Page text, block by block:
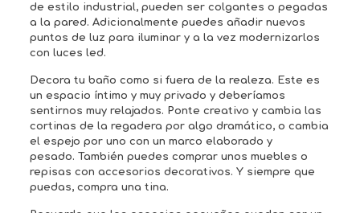
de estilo industrial, pueden ser colgantes o pegadas
a la pared. Adicionalmente puedes añadir nuevos
puntos de luz para iluminar y a la vez modernizarlos
con luces led.
Decora tu baño como si fuera de la realeza. Este es
un espacio íntimo y muy privado y deberíamos
sentirnos muy relajados. Ponte creativo y cambia las
cortinas de la regadera por algo dramático, o cambia
el espejo por uno con un marco elaborado y
pesado. También puedes comprar unos muebles o
repisas con accesorios decorativos. Y siempre que
puedas, compra una tina.